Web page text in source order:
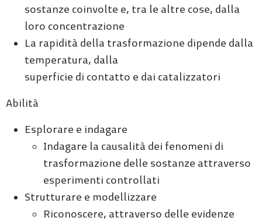
sostanze coinvolte e, tra le altre cose, dalla
loro concentrazione
La rapidità della trasformazione dipende dalla
temperatura, dalla
superficie di contatto e dai catalizzatori
Abilità
Esplorare e indagare
Indagare la causalità dei fenomeni di
trasformazione delle sostanze attraverso
esperimenti controllati
Strutturare e modellizzare
Riconoscere, attraverso delle evidenze